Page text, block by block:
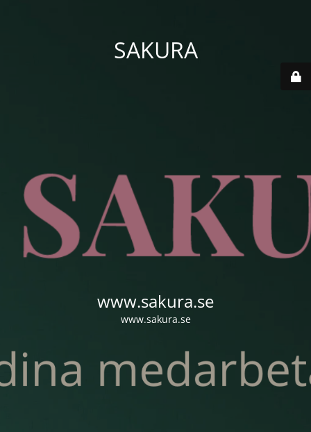
SAKURA
www.sakura.se
www.sakura.se